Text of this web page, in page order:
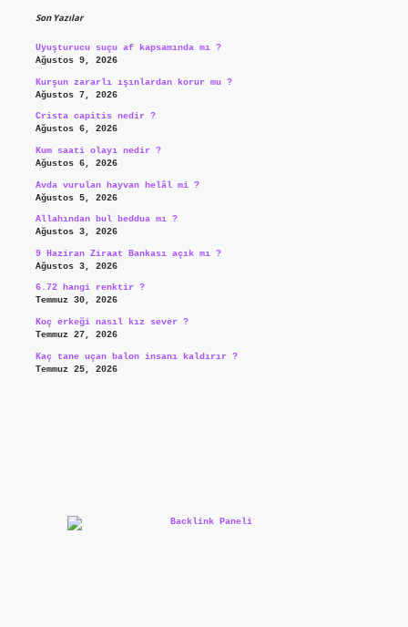
Son Yazılar
Uyuşturucu suçu af kapsamında mı ?
Ağustos 9, 2026
Kurşun zararlı ışınlardan korur mu ?
Ağustos 7, 2026
Crista capitis nedir ?
Ağustos 6, 2026
Kum saati olayı nedir ?
Ağustos 6, 2026
Avda vurulan hayvan helâl mi ?
Ağustos 5, 2026
Allahından bul beddua mı ?
Ağustos 3, 2026
9 Haziran Ziraat Bankası açık mı ?
Ağustos 3, 2026
6.72 hangi renktir ?
Temmuz 30, 2026
Koç erkeği nasıl kız sever ?
Temmuz 27, 2026
Kaç tane uçan balon insanı kaldırır ?
Temmuz 25, 2026